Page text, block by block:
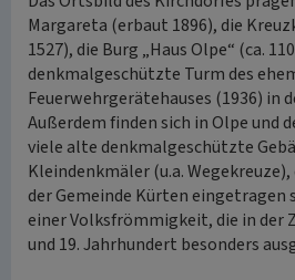
Margareta (erbaut 1896), die
1527), die Burg „Haus Olpe“ (ca.
denkmalgeschützte Turm des
Feuerwehrgerätehauses (1936) in
Außerdem finden sich in Olpe und
viele alte denkmalgeschützte
Kleindenkmäler (u.a.
der Gemeinde Kürten eingetragen
einer Volksfrömmigkeit, die in der
und 19. Jahrhundert besonders